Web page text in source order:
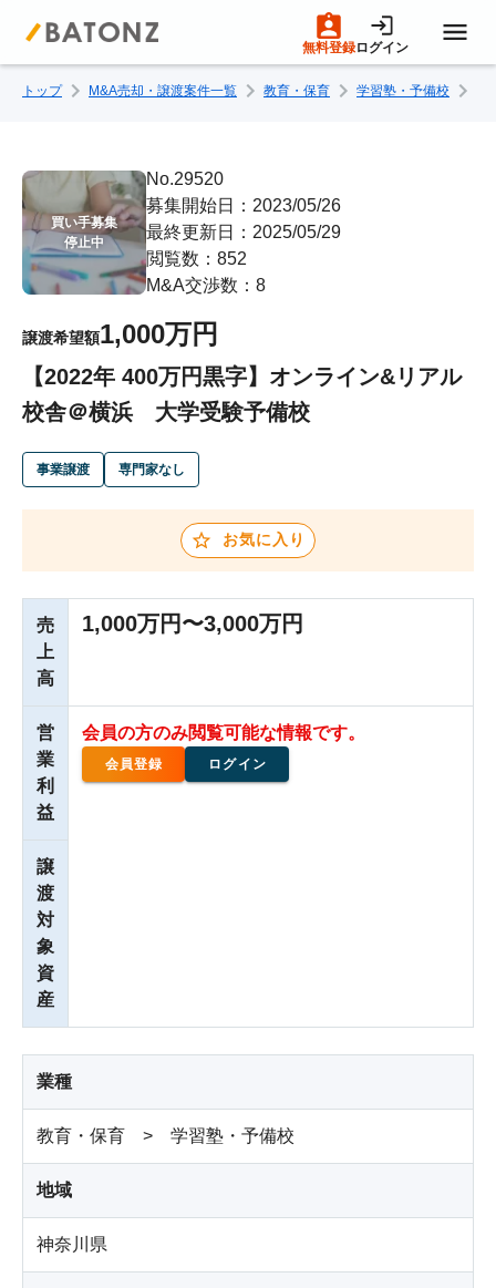
無料登録ログイン
トップページ
M&A案件一覧
売りたい方へ
成約事例
M&A専門家の方へ
トップ M&A売却・譲渡案件一覧 教育・保育 学習塾・予備校
買い手募集
停止中
No.29520
募集開始日：2023/05/26
最終更新日：2025/05/29
閲覧数：852
M&A交渉数：8
譲渡希望額1,000万円
【2022年 400万円黒字】オンライン&リアル
校舎＠横浜 大学受験予備校
事業譲渡 専門家なし
お気に入り
売
上
高
1,000万円〜3,000万円
営
業
利
益
会員の方のみ閲覧可能な情報です。
会員登録 ログイン
譲
渡
対
象
資
産
業種
教育・保育 > 学習塾・予備校
地域
神奈川県